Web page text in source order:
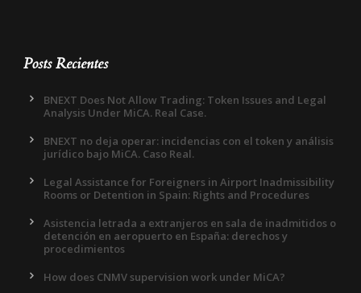
Posts Recientes
BNEXT Does Not Allow Trading: Token Issues and Legal
Analysis Under MiCA. Real Case.
BNEXT no deja operar: incidencias con el token y análisis
jurídico bajo MiCA. Caso Real.
Legal Assistance for Foreigners in Airport Inadmissibility
Rooms or Detention in Spain: Rights and Procedures
Asistencia letrada a extranjeros en sala de inadmitidos o
detención en aeropuerto en España: derechos y
procedimientos
How does CNMV supervision work under MiCA?